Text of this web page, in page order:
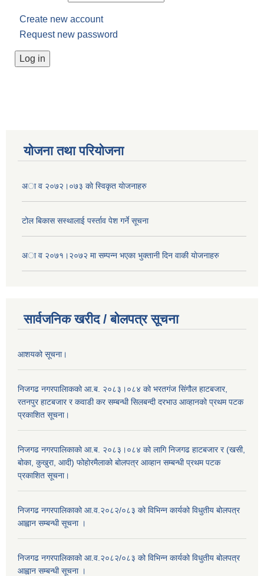
Create new account
Request new password
योजना तथा परियोजना
अा व २०७२।०७३ काे स्विकृत याेजनाहरु
टोल बिकास स‌स्थालाई प‌र्स्ताव पेश गर्ने सूचना
अा‍ व २०७१।२०७२ मा सम्पन्न भएका भुक्तानी दिन वा‌की याेजनाहरु
सार्वजनिक खरीद / बोलपत्र सूचना
आशयको सूचना।
निजगढ नगरपालिाकको आ.ब. २०८३।०८४ को भरतगंज सिंगौल हाटबजार,
रतनपुर हाटबजार र कवाडी कर सम्बन्धी सिलबन्दी दरभाउ आव्हानको प्रथम पटक
प्रकाशित सूचना।
निजगढ नगरपालिकाको आ.ब. २०८३।०८४ को लागि निजगढ हाटबजार र (खसी,
बोका, कुखुरा, आदी) फोहोरमैलाको बोलपत्र आव्हान सम्बन्धी प्रथम पटक
प्रकाशित सूचना।
निजगढ नगरपालिकाको आ.व.२०८२/०८३ को विभिन्न कार्यको विधुतीय बोलपत्र
आह्वान सम्बन्धी सूचना ।
निजगढ नगरपालिकाको आ.व.२०८२/०८३ को विभिन्न कार्यको विधुतीय बोलपत्र
आह्वान सम्बन्धी सूचना ।